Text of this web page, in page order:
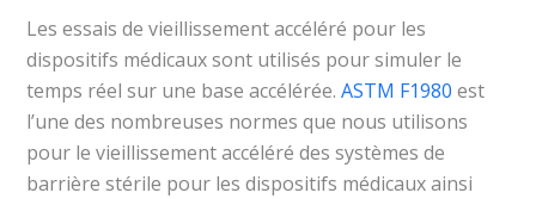
Les essais de vieillissement accéléré pour les
dispositifs médicaux sont utilisés pour simuler le
temps réel sur une base accélérée. ASTM F1980 est
l’une des nombreuses normes que nous utilisons
pour le vieillissement accéléré des systèmes de
barrière stérile pour les dispositifs médicaux ainsi